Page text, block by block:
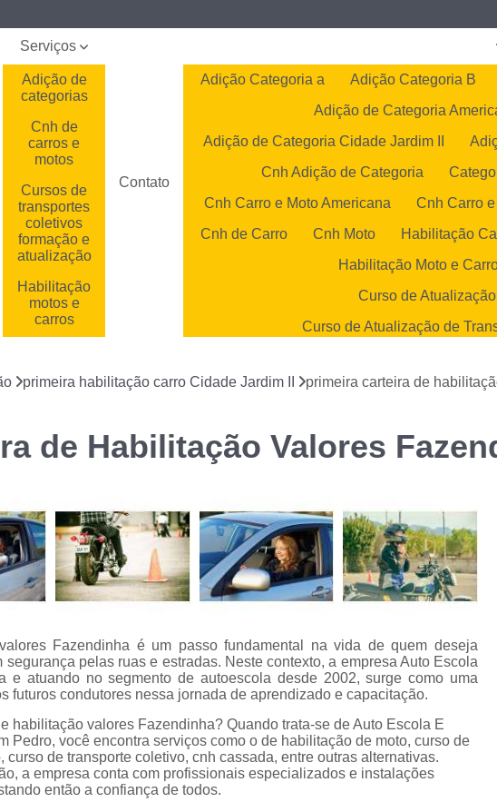
Serviços
Adição de
categorias
Cnh de
carros e
motos
Cursos de
transportes
coletivos
formação e
atualização
Habilitação
motos e
carros
Reciclagem
de cnh
Contato
Adição Categoria a Adição Categoria B
Adição de Categoria
Adição de Categoria Cidade Jardim II
Cnh Adição de Categoria
Cnh Carro e Moto Americana
Cnh Carro e
Cnh de Carro
Cnh Moto Habilitação
Habilitação Moto e
Curso de
Curso de Atualização de
Curso de Atualização
Curso de Formação de Transporte Coletivo
Curso de Transporte Coletivo Formação e
Cursos Transporte Coletivo
Carteira de Carro e Moto
Carteira de
Carteira Moto e Carro
Cnh
Habilitação Carro e Moto Cidade
Carteira de Habilitação Cassada
Cnh Cassada
Cnh Cassada
Cnh Cassada e Vencida
Cnh
Habilitação
primeira habilitação carro Cidade Jardim II primeira carteira de
de Habilitação Valores
Fazendinha é um passo fundamental na vida de quem deseja
pelas ruas e estradas. Neste contexto, a empresa Auto Escola
e atuando no segmento de autoescola desde 2002, surge como uma
futuros condutores nessa jornada de aprendizado e capacitação.
habilitação valores Fazendinha? Quando trata-se de Auto Escola E
Pedro, você encontra serviços como o de habilitação de moto, curso de
curso de transporte coletivo, cnh cassada, entre outras alternativas.
a empresa conta com profissionais especializados e instalações
então a confiança de todos.